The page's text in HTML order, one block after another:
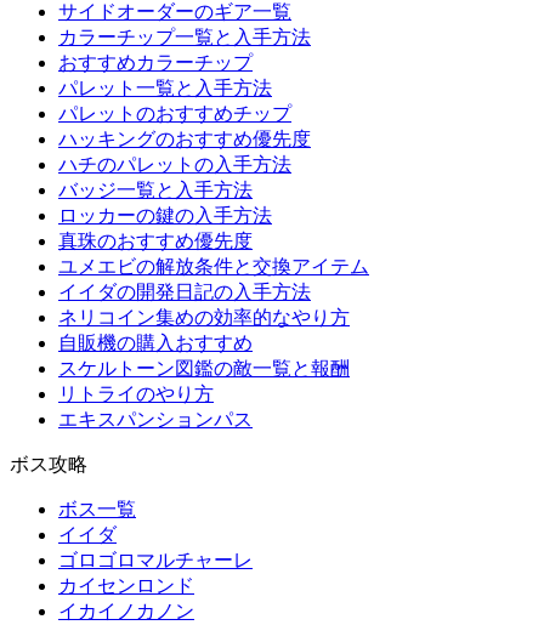
サイドオーダーのギア一覧
カラーチップ一覧と入手方法
おすすめカラーチップ
パレット一覧と入手方法
パレットのおすすめチップ
ハッキングのおすすめ優先度
ハチのパレットの入手方法
バッジ一覧と入手方法
ロッカーの鍵の入手方法
真珠のおすすめ優先度
ユメエビの解放条件と交換アイテム
イイダの開発日記の入手方法
ネリコイン集めの効率的なやり方
自販機の購入おすすめ
スケルトーン図鑑の敵一覧と報酬
リトライのやり方
エキスパンションパス
ボス攻略
ボス一覧
イイダ
ゴロゴロマルチャーレ
カイセンロンド
イカイノカノン